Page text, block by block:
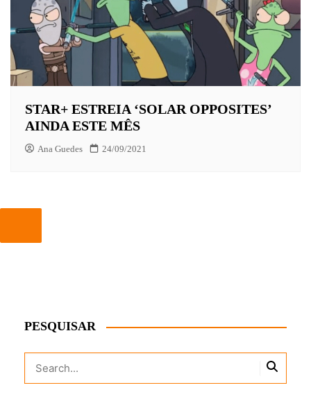
STAR+ ESTREIA ‘SOLAR OPPOSITES’
AINDA ESTE MÊS
Ana Guedes 24/09/2021
PESQUISAR